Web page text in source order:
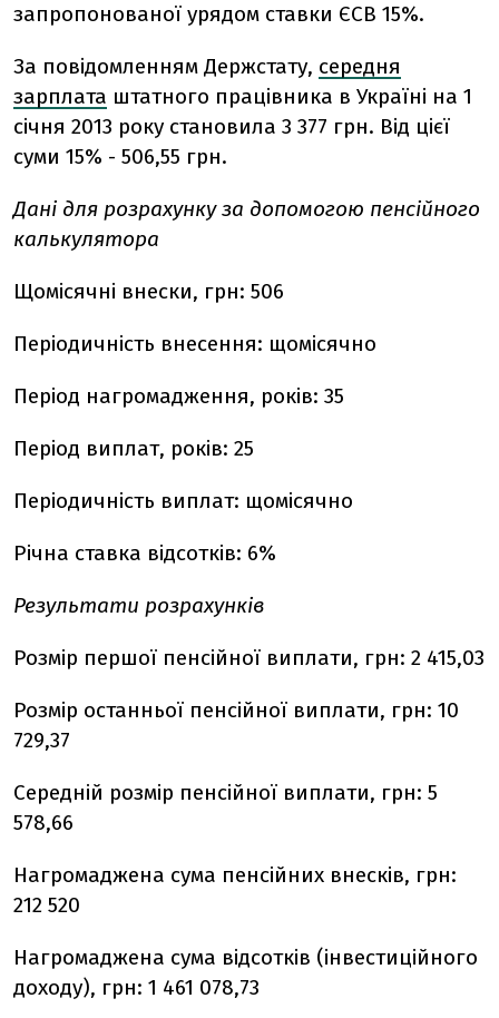
запропонованої урядом ставки ЄСВ 15%.
За повідомленням Держстату, середня
зарплата штатного працівника в Україні на 1
січня 2013 року становила 3 377 грн. Від цієї
суми 15% - 506,55 грн.
Дані для розрахунку за допомогою пенсійного
калькулятора
Щомісячні внески, грн: 506
Періодичність внесення: щомісячно
Період нагромадження, років: 35
Період виплат, років: 25
Періодичність виплат: щомісячно
Річна ставка відсотків: 6%
Результати розрахунків
Розмір першої пенсійної виплати, грн: 2 415,03
Розмір останньої пенсійної виплати, грн: 10
729,37
Середній розмір пенсійної виплати, грн: 5
578,66
Нагромаджена сума пенсійних внесків, грн:
212 520
Нагромаджена сума відсотків (інвестиційного
доходу), грн: 1 461 078,73